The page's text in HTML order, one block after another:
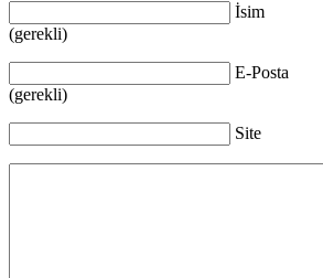
İsim
(gerekli)
E-Posta
(gerekli)
Site